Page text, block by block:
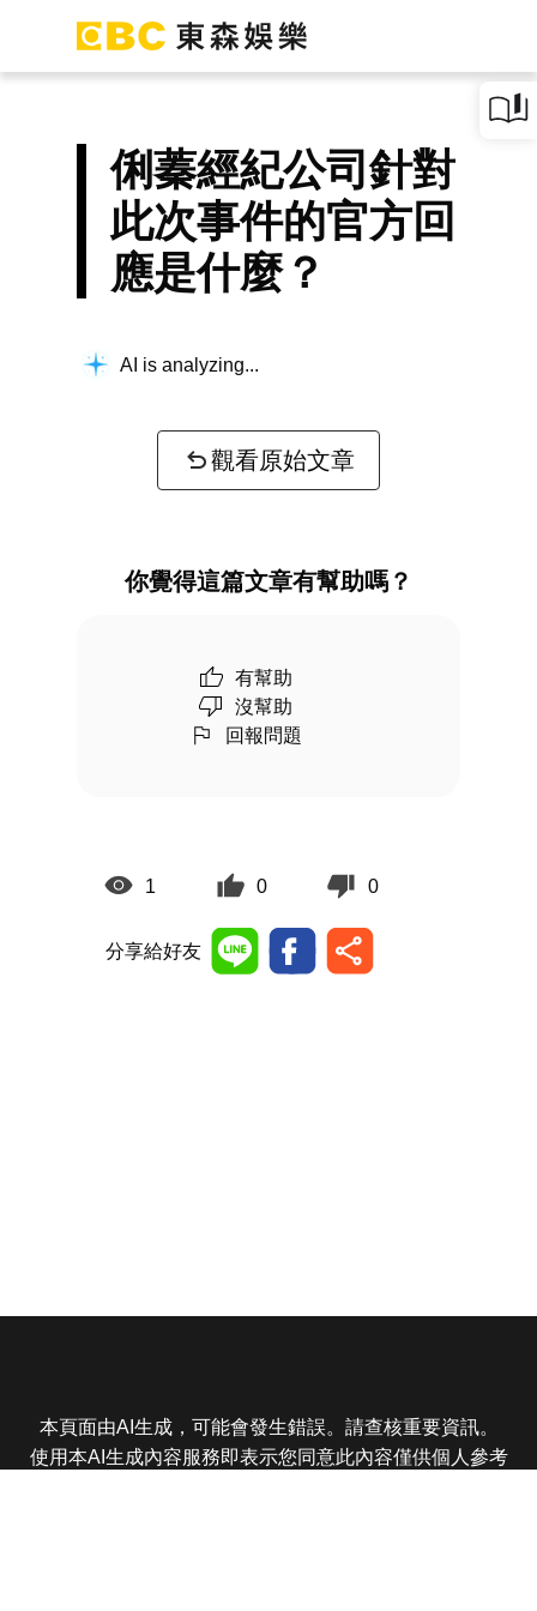
俐蓁經紀公司針對
此次事件的官方回
應是什麼？
AI is analyzing...
觀看原始文章
你覺得這篇文章有幫助嗎？
有幫助
沒幫助
回報問題
1 0 0
分享給好友
本頁面由AI生成，可能會發生錯誤。請查核重要資訊。
使用本AI生成內容服務即表示您同意此內容僅供個人參考